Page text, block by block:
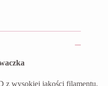
z wysokiej jakości filamentu.